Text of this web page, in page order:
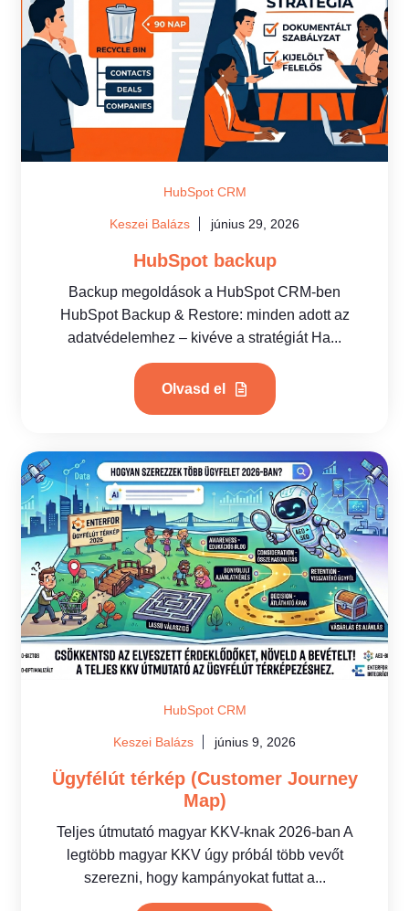
HubSpot CRM
Keszei Balázs június 29, 2026
HubSpot backup
Backup megoldások a HubSpot CRM-ben
HubSpot Backup & Restore: minden adott az
adatvédelemhez – kivéve a stratégiát Ha...
Olvasd el
HubSpot CRM
Keszei Balázs június 9, 2026
Ügyfélút térkép (Customer Journey
Map)
Teljes útmutató magyar KKV-knak 2026-ban A
legtöbb magyar KKV úgy próbál több vevőt
szerezni, hogy kampányokat futtat a...